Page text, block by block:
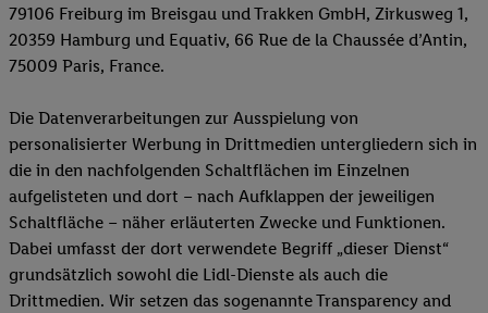
79106 Freiburg im Breisgau und Trakken GmbH, Zirkusweg 1,
20359 Hamburg und Equativ, 66 Rue de la Chaussée d’Antin,
75009 Paris, France.
Die Datenverarbeitungen zur Ausspielung von
personalisierter Werbung in Drittmedien untergliedern sich in
die in den nachfolgenden Schaltflächen im Einzelnen
aufgelisteten und dort – nach Aufklappen der jeweiligen
Schaltfläche – näher erläuterten Zwecke und Funktionen.
Dabei umfasst der dort verwendete Begriff „dieser Dienst“
grundsätzlich sowohl die Lidl-Dienste als auch die
Drittmedien. Wir setzen das sogenannte Transparency and